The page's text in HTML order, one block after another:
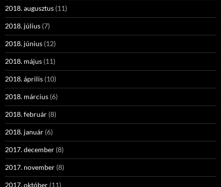
2018. augusztus (11)
2018. július (7)
2018. június (12)
2018. május (11)
2018. április (10)
2018. március (6)
2018. február (8)
2018. január (6)
2017. december (8)
2017. november (8)
2017. október (11)